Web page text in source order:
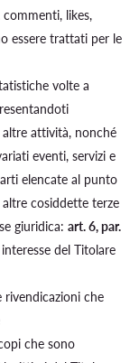
likes,
essere trattati per le
volte a
attività, nonché
eventi, servizi e
elencate al punto
cosiddette terze
giuridica: art. 6, par.
del Titolare
rivendicazioni che
che sono